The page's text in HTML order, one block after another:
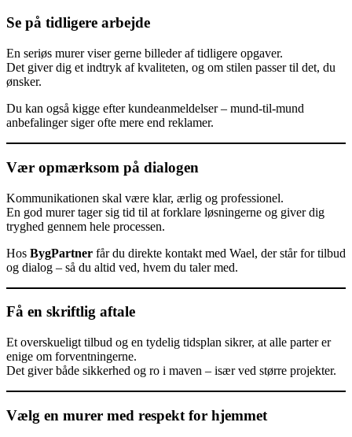
Se på tidligere arbejde
En seriøs murer viser gerne billeder af tidligere opgaver.
Det giver dig et indtryk af kvaliteten, og om stilen passer til det, du
ønsker.
Du kan også kigge efter kundeanmeldelser – mund-til-mund
anbefalinger siger ofte mere end reklamer.
Vær opmærksom på dialogen
Kommunikationen skal være klar, ærlig og professionel.
En god murer tager sig tid til at forklare løsningerne og giver dig
tryghed gennem hele processen.
Hos BygPartner får du direkte kontakt med Wael, der står for tilbud
og dialog – så du altid ved, hvem du taler med.
Få en skriftlig aftale
Et overskueligt tilbud og en tydelig tidsplan sikrer, at alle parter er
enige om forventningerne.
Det giver både sikkerhed og ro i maven – især ved større projekter.
Vælg en murer med respekt for hjemmet